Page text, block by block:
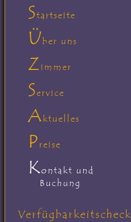
Startseite
Über uns
Zimmer
Service
Aktuelles
Preise
Kontakt und
Buchung
Verfügbarkeitscheck